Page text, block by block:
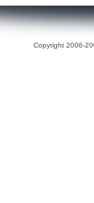
Copyright 2006-